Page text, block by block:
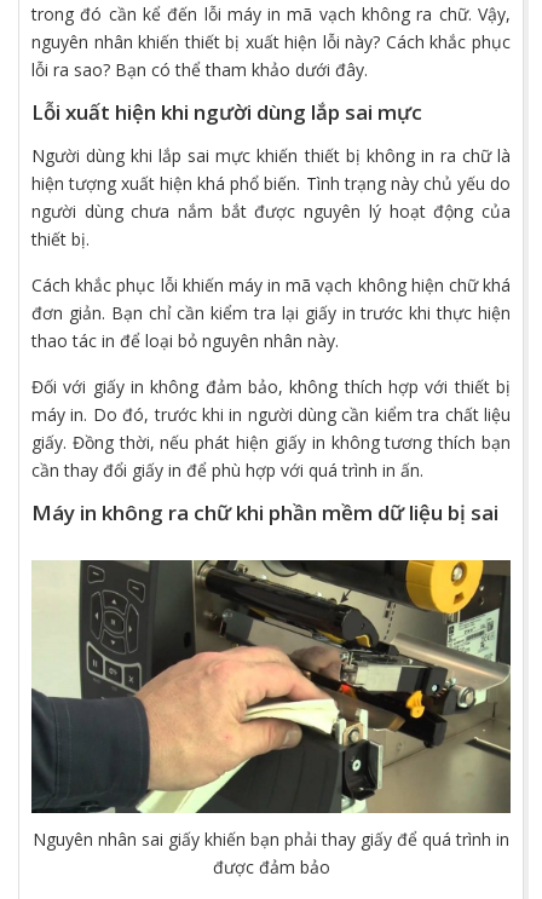
trong đó cần kể đến lỗi máy in mã vạch không ra chữ. Vậy,
nguyên nhân khiến thiết bị xuất hiện lỗi này? Cách khắc phục
lỗi ra sao? Bạn có thể tham khảo dưới đây.
Lỗi xuất hiện khi người dùng lắp sai mực
Người dùng khi lắp sai mực khiến thiết bị không in ra chữ là
hiện tượng xuất hiện khá phổ biến. Tình trạng này chủ yếu do
người dùng chưa nắm bắt được nguyên lý hoạt động của
thiết bị.
Cách khắc phục lỗi khiến máy in mã vạch không hiện chữ khá
đơn giản. Bạn chỉ cần kiểm tra lại giấy in trước khi thực hiện
thao tác in để loại bỏ nguyên nhân này.
Đối với giấy in không đảm bảo, không thích hợp với thiết bị
máy in. Do đó, trước khi in người dùng cần kiểm tra chất liệu
giấy. Đồng thời, nếu phát hiện giấy in không tương thích bạn
cần thay đổi giấy in để phù hợp với quá trình in ấn.
Máy in không ra chữ khi phần mềm dữ liệu bị sai
Nguyên nhân sai giấy khiến bạn phải thay giấy để quá trình in
được đảm bảo